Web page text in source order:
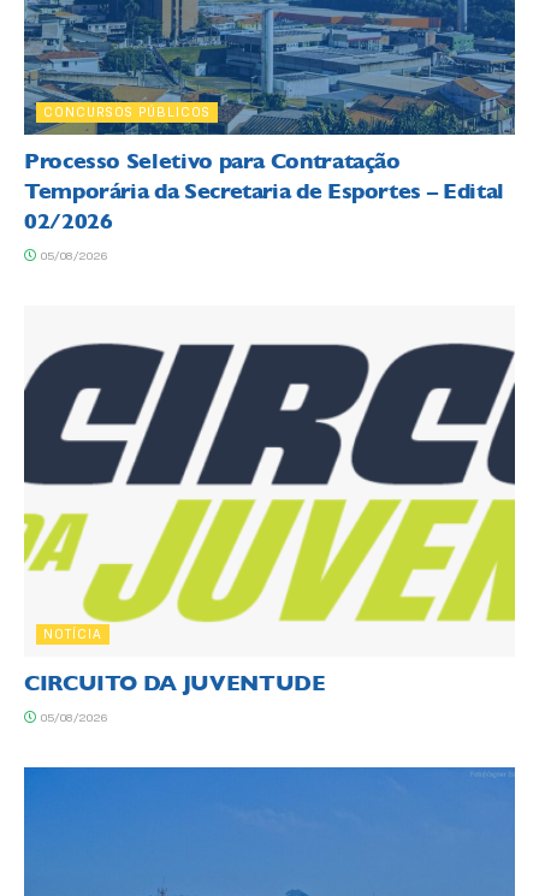
CONCURSOS PÚBLICOS
Processo Seletivo para Contratação
Temporária da Secretaria de Esportes – Edital
02/2026
05/08/2026
NOTÍCIA
CIRCUITO DA JUVENTUDE
05/08/2026